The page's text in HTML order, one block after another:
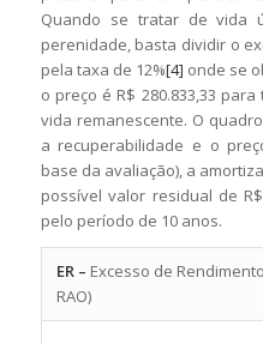
Quando se tratar de vida
perenidade, basta dividir o
pela taxa de 12%[4] onde se
o preço é R$ 280.833,33
vida remanescente. O
a recuperabilidade e o
base da avaliação), a
possível valor residual de
pelo período de 10 anos.
ER – Excesso de
RAO)